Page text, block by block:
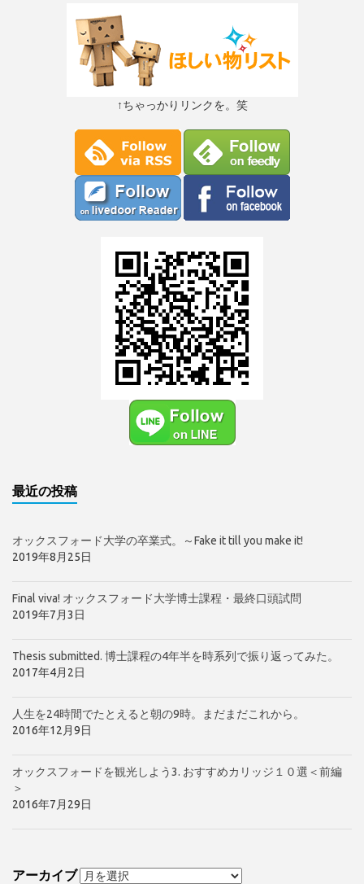
↑ちゃっかりリンクを。笑
最近の投稿
オックスフォード大学の卒業式。～Fake it till you make it!
2019年8月25日
Final viva! オックスフォード大学博士課程・最終口頭試問
2019年7月3日
Thesis submitted. 博士課程の4年半を時系列で振り返ってみた。
2017年4月2日
人生を24時間でたとえると朝の9時。まだまだこれから。
2016年12月9日
オックスフォードを観光しよう3. おすすめカリッジ１０選＜前編
＞
2016年7月29日
アーカイブ